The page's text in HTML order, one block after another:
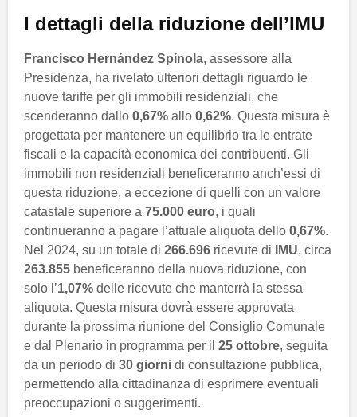
I dettagli della riduzione dell’IMU
Francisco Hernández Spínola, assessore alla
Presidenza, ha rivelato ulteriori dettagli riguardo le
nuove tariffe per gli immobili residenziali, che
scenderanno dallo 0,67% allo 0,62%. Questa misura è
progettata per mantenere un equilibrio tra le entrate
fiscali e la capacità economica dei contribuenti. Gli
immobili non residenziali beneficeranno anch’essi di
questa riduzione, a eccezione di quelli con un valore
catastale superiore a 75.000 euro, i quali
continueranno a pagare l’attuale aliquota dello 0,67%.
Nel 2024, su un totale di 266.696 ricevute di IMU, circa
263.855 beneficeranno della nuova riduzione, con
solo l’1,07% delle ricevute che manterrà la stessa
aliquota. Questa misura dovrà essere approvata
durante la prossima riunione del Consiglio Comunale
e dal Plenario in programma per il 25 ottobre, seguita
da un periodo di 30 giorni di consultazione pubblica,
permettendo alla cittadinanza di esprimere eventuali
preoccupazioni o suggerimenti.